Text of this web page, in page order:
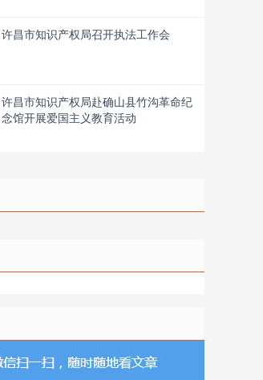
许昌市知识产权局召开执法工作会
许昌市知识产权局赴确山县竹沟革命纪
念馆开展爱国主义教育活动